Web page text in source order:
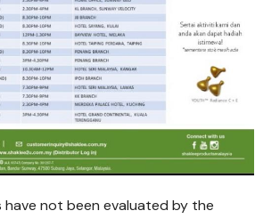
not been evaluated by the